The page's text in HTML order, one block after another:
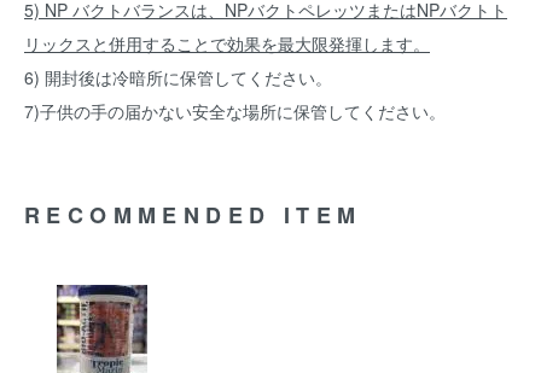
5) NP バクトバランスは、NPバクトペレッツまたはNPバクトト
リックスと併用することで効果を最大限発揮します。
6) 開封後は冷暗所に保管してください。
7)子供の手の届かない安全な場所に保管してください。
RECOMMENDED ITEM